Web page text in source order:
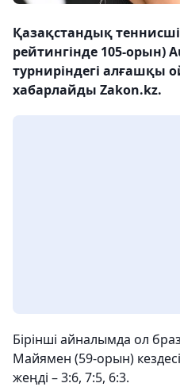
Қазақстандық
рейтингінде 105-орын)
турниріндегі алғашқы
хабарлайды Zakon.kz.
Бірінші айналымда ол
Майямен (59-орын)
жеңді – 3:6, 7:5, 6:3.